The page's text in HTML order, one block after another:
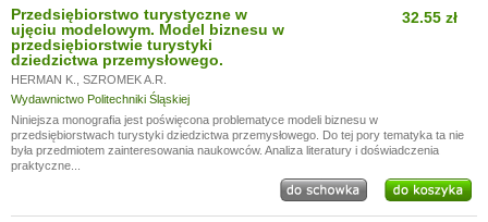
Przedsiębiorstwo turystyczne w
ujęciu modelowym. Model biznesu w
przedsiębiorstwie turystyki
dziedzictwa przemysłowego.
HERMAN K.
SZROMEK A.R.
Wydawnictwo Politechniki Śląskiej
32.55 zł
Niniejsza monografia jest poświęcona problematyce modeli biznesu w
przedsiębiorstwach turystyki dziedzictwa przemysłowego. Do tej pory tematyka ta nie
była przedmiotem zainteresowania naukowców. Analiza literatury i doświadczenia
praktyczne...